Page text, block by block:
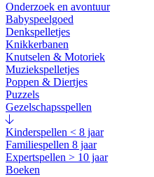
Onderzoek en avontuur
Babyspeelgoed
Denkspelletjes
Knikkerbanen
Knutselen & Motoriek
Muziekspelletjes
Poppen & Diertjes
Puzzels
Gezelschapsspellen
Kinderspellen < 8 jaar
Familiespellen 8 jaar
Expertspellen > 10 jaar
Boeken